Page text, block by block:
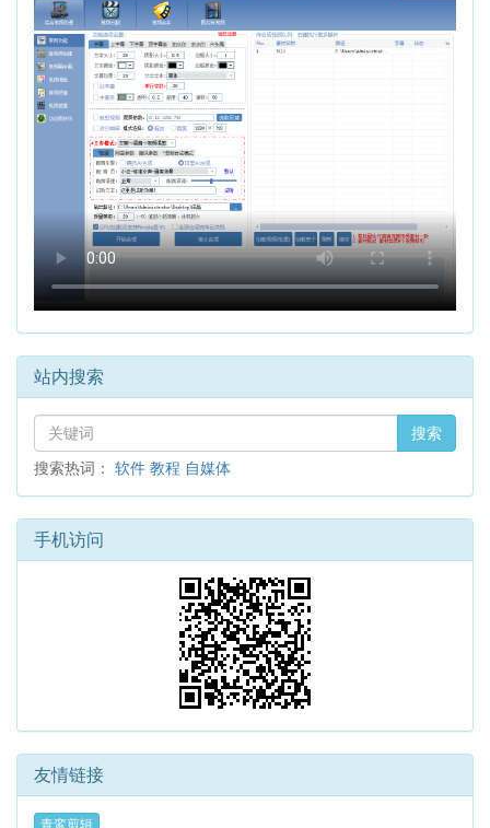
站内搜索
搜索
搜索热词： 软件 教程 自媒体
手机访问
友情链接